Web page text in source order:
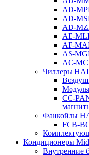
AD-
AD-
AD-
AE-
AF-
AS-
AС-
Чиллеры
CC-
Фанкойлы
FCB-
Кондиционеры
Внутренние